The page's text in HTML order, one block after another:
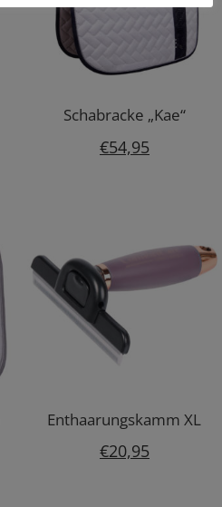
Schabracke „Kae“
€54,95
Enthaarungskamm XL
€20,95